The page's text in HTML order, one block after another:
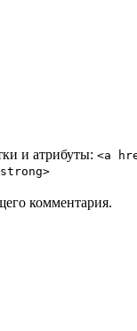
и атрибуты: <a
комментария.